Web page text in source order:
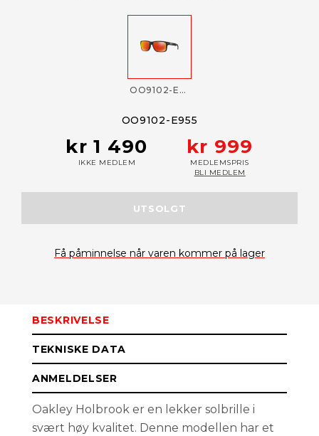
OO9102-E955
OO9102-E955
kr 1 490
IKKE MEDLEM
kr 999
MEDLEMSPRIS
BLI MEDLEM
UTSOLGT
Få påminnelse når varen kommer på lager
BESKRIVELSE
TEKNISKE DATA
ANMELDELSER
Oakley Holbrook er en lekker solbrille i
svært høy kvalitet. Denne modellen har et